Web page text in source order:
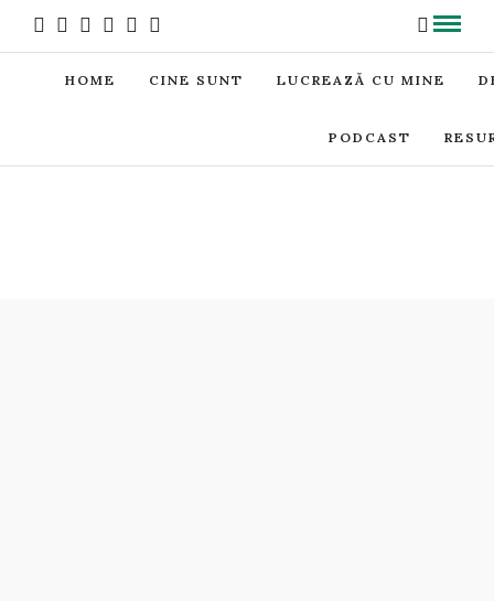
HOME CINE SUNT LUCREAZĂ CU MINE
PODCAST